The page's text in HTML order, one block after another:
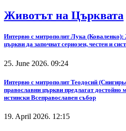
Животът на Църквата
Интервю с митрополит Лука (Коваленко):
църкви да започнат сериозен, честен и
25. June 2026. 09:24
Интервю с митрополит Теодосий
православни църкви предлагат достойно
истински Всеправославен събор
19. April 2026. 12:15